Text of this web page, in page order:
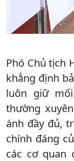
Phó Chủ tịch
khẳng định
luôn giữ
thường
ánh đầy đủ,
chính đáng
các cơ quan